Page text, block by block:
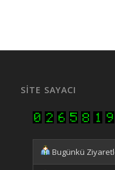
SITE SAYACI
Bugünkü